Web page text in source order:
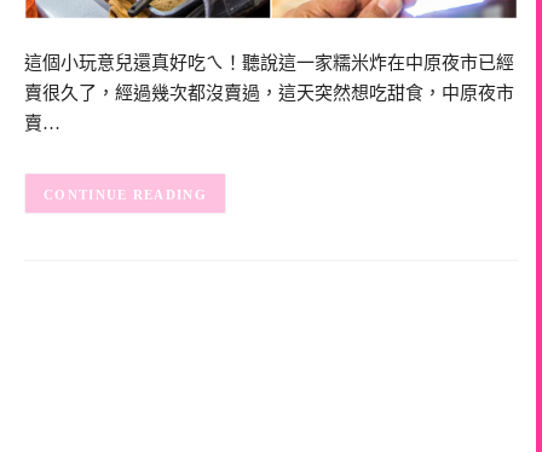
這個小玩意兒還真好吃ㄟ！聽說這一家糯米炸在中原夜市已經
賣很久了，經過幾次都沒賣過，這天突然想吃甜食，中原夜市
賣…
CONTINUE READING